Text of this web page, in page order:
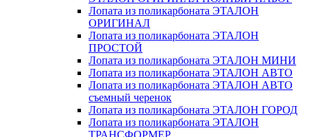
Лопата из поликарбоната ЭТАЛОН
ОРИГИНАЛ
Лопата из поликарбоната ЭТАЛОН
ПРОСТОЙ
Лопата из поликарбоната ЭТАЛОН МИНИ
Лопата из поликарбоната ЭТАЛОН АВТО
Лопата из поликарбоната ЭТАЛОН АВТО
съемный черенок
Лопата из поликарбоната ЭТАЛОН ГОРОД
Лопата из поликарбоната ЭТАЛОН
ТРАНСФОРМЕР